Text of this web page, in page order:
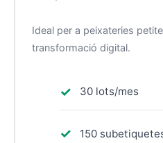
Ideal per a peixateries
transformació digital.
30 lots/mes
150